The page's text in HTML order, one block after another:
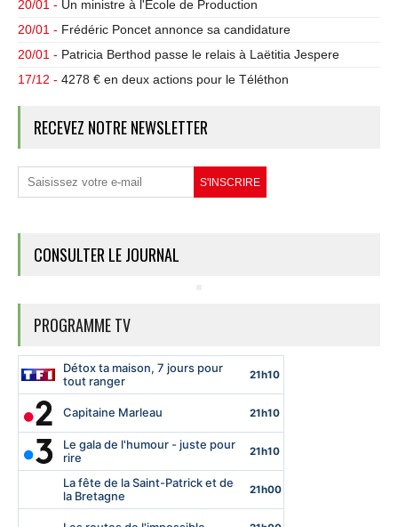
20/01 - Un ministre à l'Ecole de Production
20/01 - Frédéric Poncet annonce sa candidature
20/01 - Patricia Berthod passe le relais à Laëtitia Jespere
17/12 - 4278 € en deux actions pour le Téléthon
RECEVEZ NOTRE NEWSLETTER
CONSULTER LE JOURNAL
PROGRAMME TV